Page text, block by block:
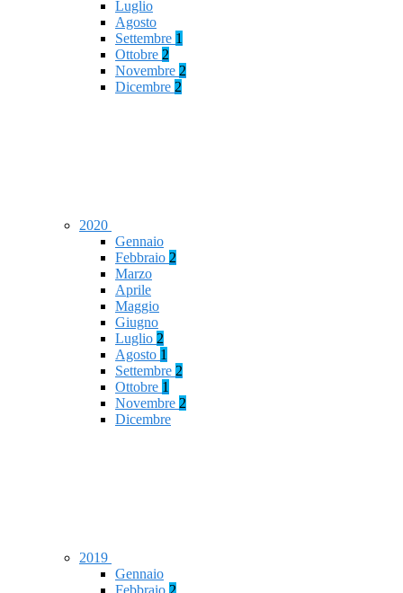
Luglio
Agosto
Settembre 1
Ottobre 2
Novembre 2
Dicembre 2
2020
Gennaio
Febbraio 2
Marzo
Aprile
Maggio
Giugno
Luglio 2
Agosto 1
Settembre 2
Ottobre 1
Novembre 2
Dicembre
2019
Gennaio